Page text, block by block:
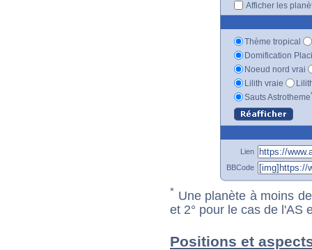
Afficher les
Thème tropical
Domification
Noeud nord vrai
Lilith vraie
Sauts Astrotheme
Lien
BBCode
* Une planète à moins
et 2° pour le cas de l'AS
Positions et